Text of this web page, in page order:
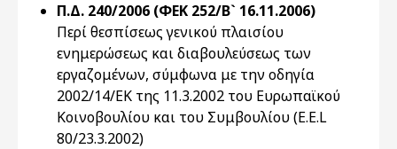
Π.Δ. 240/2006 (ΦΕΚ 252/Β` 16.11.2006)
Περί θεσπίσεως γενικού πλαισίου
ενημερώσεως και διαβουλεύσεως των
εργαζομένων, σύμφωνα με την οδηγία
2002/14/ΕΚ της 11.3.2002 του Ευρωπαϊκού
Κοινοβουλίου και του Συμβουλίου (E.E.L
80/23.3.2002)